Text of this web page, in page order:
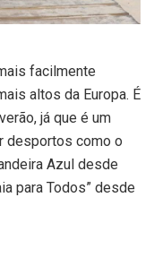
facilmente
altos da Europa. É
já que é um
desportos como o
Azul desde
para Todos” desde